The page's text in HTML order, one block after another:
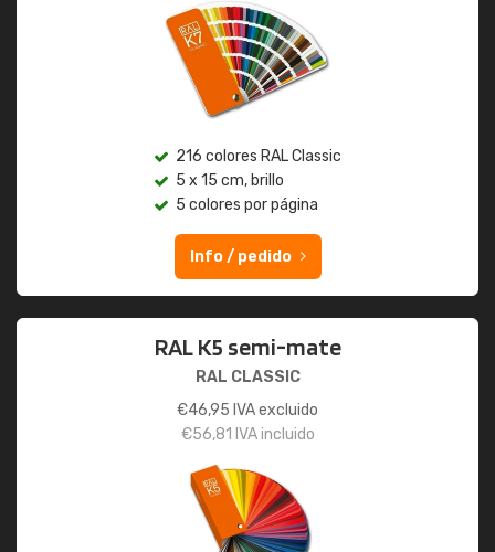
216 colores RAL Classic
5 x 15 cm, brillo
5 colores por página
Info / pedido
RAL K5 semi-mate
RAL CLASSIC
€46,95 IVA excluido
€56,81 IVA incluido